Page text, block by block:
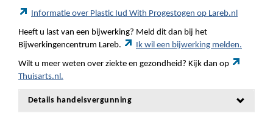
Informatie over Plastic Iud With Progestogen op Lareb.nl
Heeft u last van een bijwerking? Meld dit dan bij het
Bijwerkingencentrum Lareb.
Ik wil een bijwerking melden.
Wilt u meer weten over ziekte en gezondheid? Kijk dan op
Thuisarts.nl.
Details handelsvergunning